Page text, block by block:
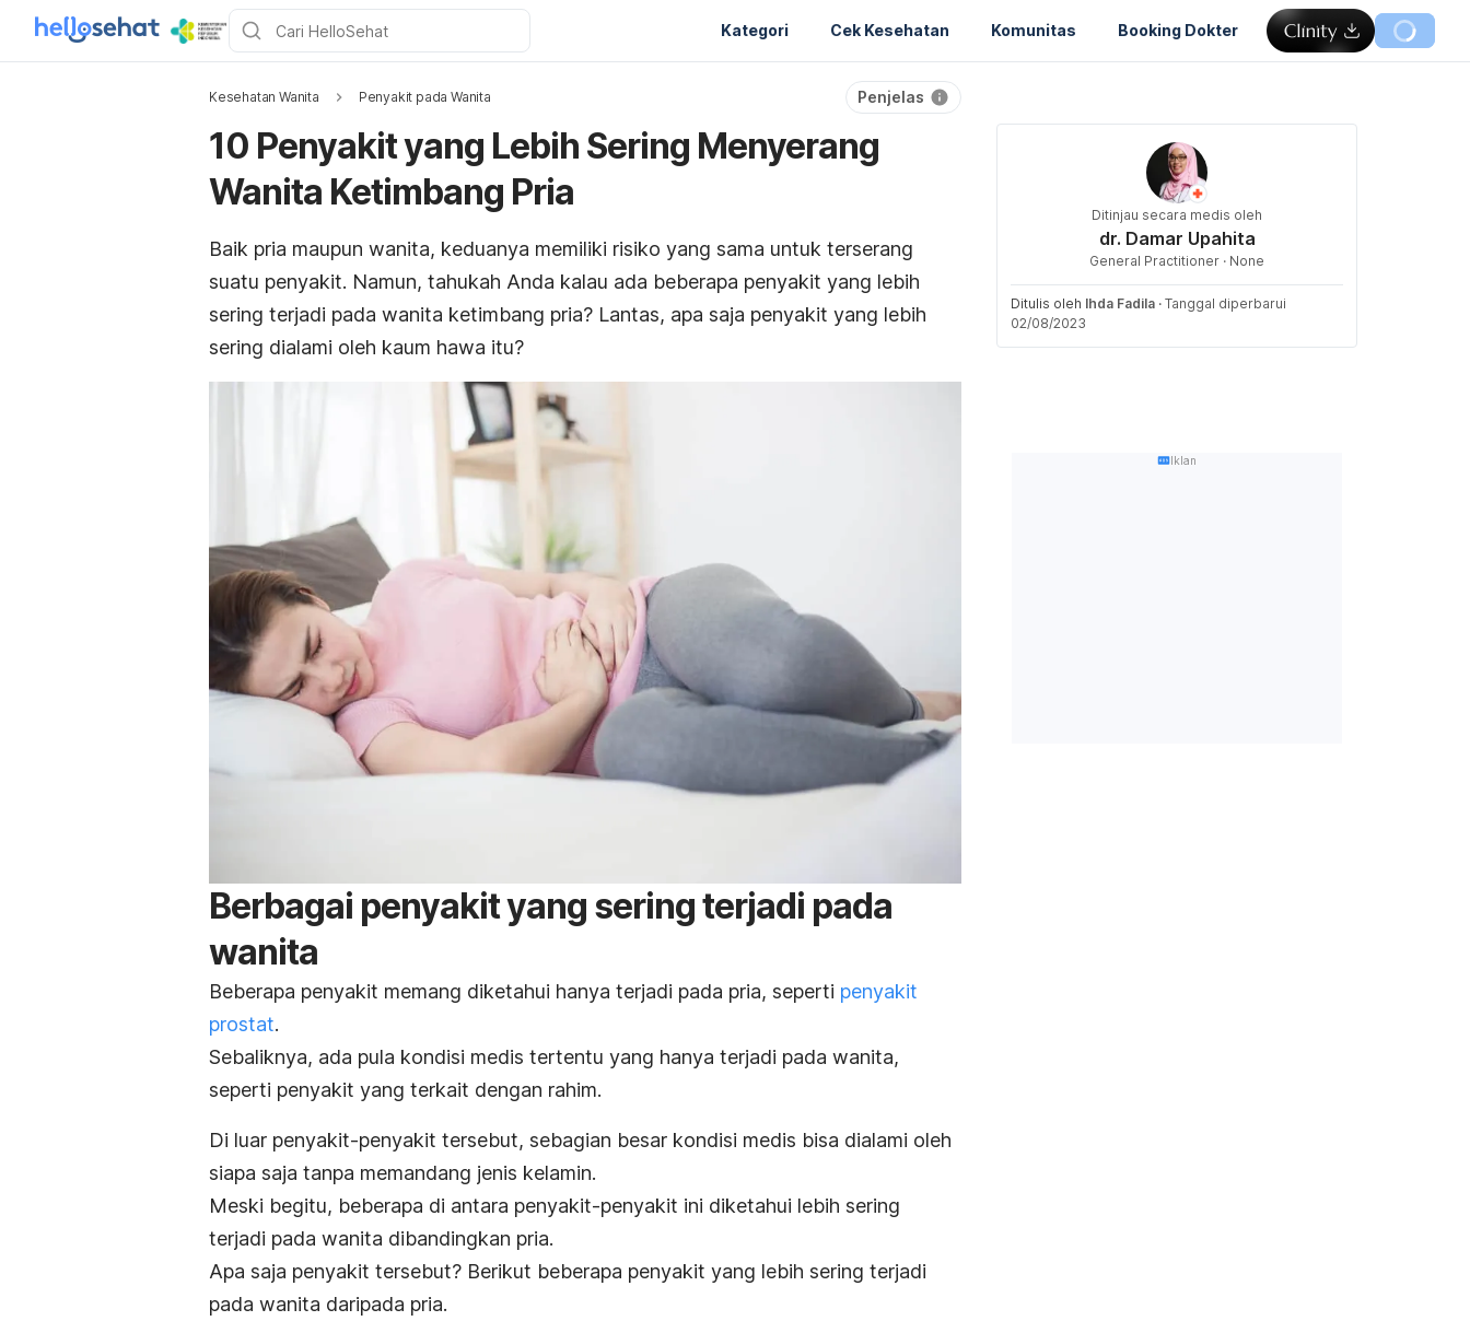
Kategori Cek Kesehatan Komunitas Booking Dokter
Kesehatan Wanita Penyakit pada Wanita Penjelas
10 Penyakit yang Lebih Sering Menyerang
Wanita Ketimbang Pria
Baik pria maupun wanita, keduanya memiliki risiko yang sama untuk terserang
suatu penyakit. Namun, tahukah Anda kalau ada beberapa penyakit yang lebih
sering terjadi pada wanita ketimbang pria? Lantas, apa saja penyakit yang lebih
sering dialami oleh kaum hawa itu?
Berbagai penyakit yang sering terjadi pada
wanita
Beberapa penyakit memang diketahui hanya terjadi pada pria, seperti penyakit
prostat.
Sebaliknya, ada pula kondisi medis tertentu yang hanya terjadi pada wanita,
seperti penyakit yang terkait dengan rahim.
Di luar penyakit-penyakit tersebut, sebagian besar kondisi medis bisa dialami oleh
siapa saja tanpa memandang jenis kelamin.
Meski begitu, beberapa di antara penyakit-penyakit ini diketahui lebih sering
terjadi pada wanita dibandingkan pria.
Apa saja penyakit tersebut? Berikut beberapa penyakit yang lebih sering terjadi
pada wanita daripada pria.
Ditinjau secara medis oleh
dr. Damar Upahita
General Practitioner · None
Ditulis oleh Ihda Fadila · Tanggal diperbarui
02/08/2023
Iklan